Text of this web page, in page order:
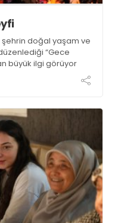
şehrin doğal yaşam ve
“Gece
büyük ilgi görüyor